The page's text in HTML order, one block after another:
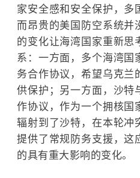
家安全感和安全保护，多
而昂贵的美国防空系统并
的变化让海湾国家重新思
系：一方面，多个海湾国
务合作协议，希望乌克兰
供保护；另一方面，沙特
作协议，作为一个拥核国
辐射到了沙特，在本轮冲
提供了常规防务支援，这
的具有重大影响的变化。